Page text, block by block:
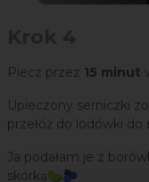
Piecz przez 15 minut
Upieczony serniczki
przełóż do lodówki do
Ja podałam je z
skórką🍋‍🟩🫐